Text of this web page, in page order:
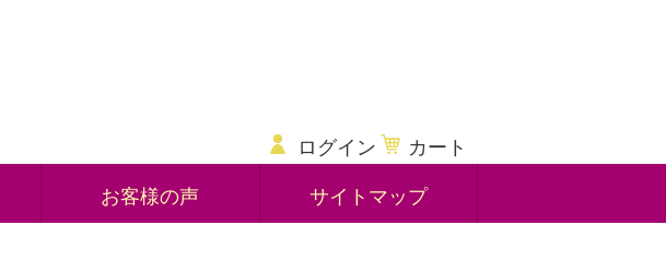
ログイン カート
お客様の声 サイトマップ